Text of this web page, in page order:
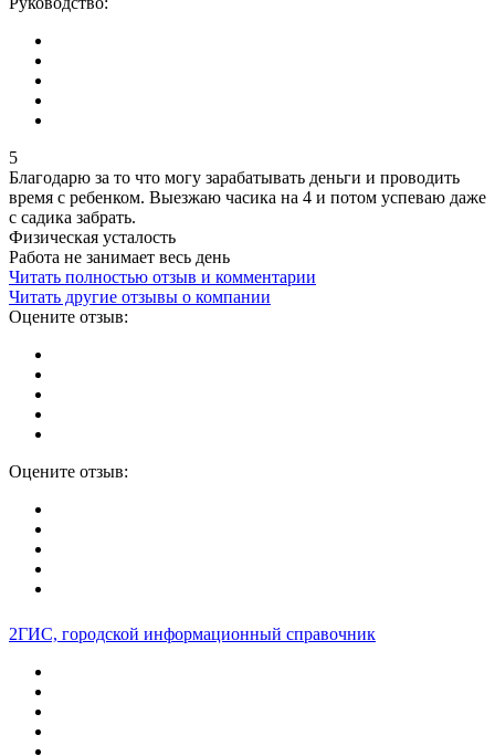
5
Благодарю за то что могу зарабатывать деньги и проводить
время с ребенком. Выезжаю часика на 4 и потом успеваю даже
с садика забрать.
Физическая усталость
Работа не занимает весь день
Читать полностью отзыв и комментарии
Читать другие отзывы о компании
Оцените отзыв:
Оцените отзыв:
2ГИС, городской информационный справочник